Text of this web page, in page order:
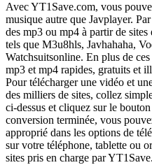
Avec YT1Save.com, vous
musique autre que Javplayer.
des mp3 ou mp4 à partir de
tels que M3u8hls, Javhahaha,
Watchsuitsonline. En plus de
mp3 et mp4 rapides, gratuits et
Pour télécharger une vidéo et
des milliers de sites, collez
ci-dessus et cliquez sur le
conversion terminée, vous
approprié dans les options de
sur votre téléphone, tablette ou
sites pris en charge par